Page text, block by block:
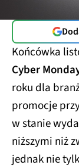
Końcówka
Cyber
roku dla
promocje
w stanie
niższymi niż
jednak nie